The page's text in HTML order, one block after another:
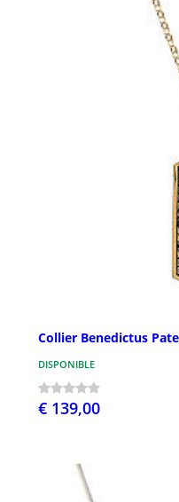
Collier Benedictus
DISPONIBLE
€ 139,00